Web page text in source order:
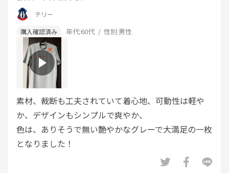
テリー
年代:60代 性別:男性
素材、裁断も工夫されていて着心地、可動性は軽や
か、デザインもシンプルで爽やか、
色は、ありそうで無い艶やかなグレーで大満足の一枚
となりました！